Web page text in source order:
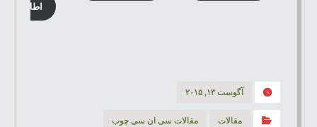
اطلاعات
آگوست ۱۳, ۲۰۱۵
مقالات مقالات سی ان سی چوب